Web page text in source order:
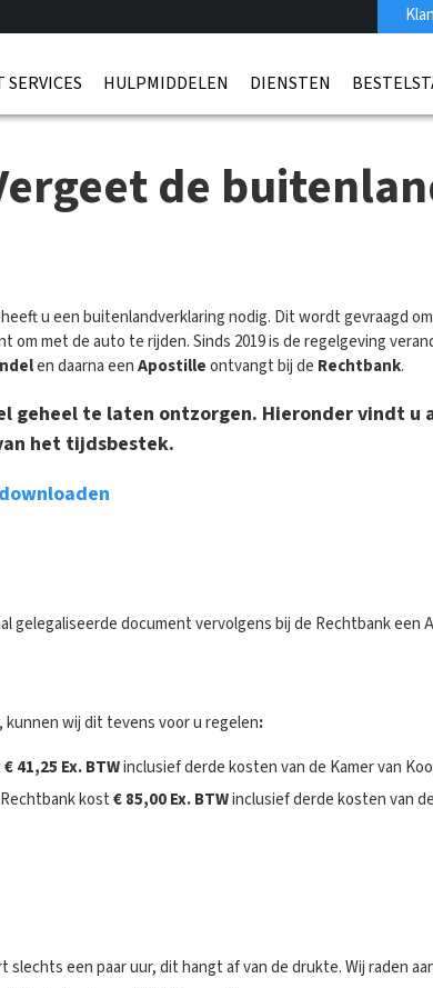
SERVICES HULPMIDDELEN DIENSTEN
de
u een buitenlandverklaring nodig. Dit wordt gevraagd
met de auto te rijden. Sinds 2019 is de regelgeving
en daarna eenApostilleontvangt bij de Rechtbank.
geheel te laten ontzorgen. Hieronder vindt
het tijdsbestek.
gelegaliseerde document vervolgens bij de Rechtbank een
kunnen wij dit tevens voor u regelen:
€ 41,25 Ex. BTWinclusief derde kosten van de Kamer van
kost€ 85,00 Ex. BTWinclusief derde kosten van
een paar uur, dit hangt af van de drukte. Wij raden